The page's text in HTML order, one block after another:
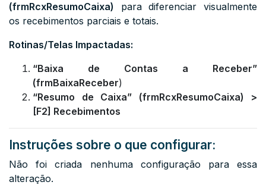
(frmRcxResumoCaixa) para diferenciar visualmente
os recebimentos parciais e totais.
Rotinas/Telas Impactadas:
“Baixa de Contas a Receber”
(frmBaixaReceber)
“Resumo de Caixa” (frmRcxResumoCaixa) >
[F2] Recebimentos
Instruções sobre o que configurar:
Não foi criada nenhuma configuração para essa
alteração.